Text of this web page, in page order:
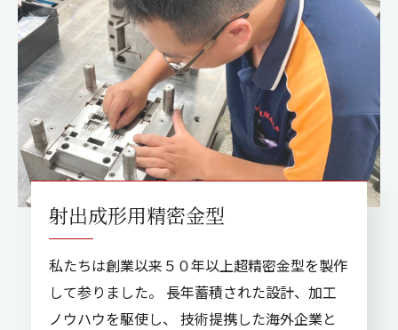
射出成形用精密金型
私たちは創業以来５０年以上超精密金型を製作
して参りました。
長年蓄積された設計、加工
ノウハウを駆使し、 技術提携した海外企業と